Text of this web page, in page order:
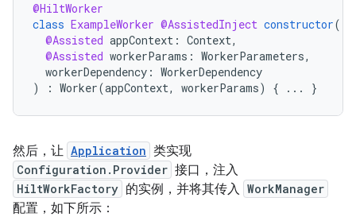
@HiltWorker
class ExampleWorker @AssistedInject constructor(
@Assisted appContext : Context,
@Assisted workerParams : WorkerParameters,
workerDependency : WorkerDependency
)
: Worker(appContext, workerParams) { ... }
然后，让 Application 类实现
Configuration.Provider 接口，注入
HiltWorkFactory 的实例，并将其传入 WorkManager
配置，如下所示：